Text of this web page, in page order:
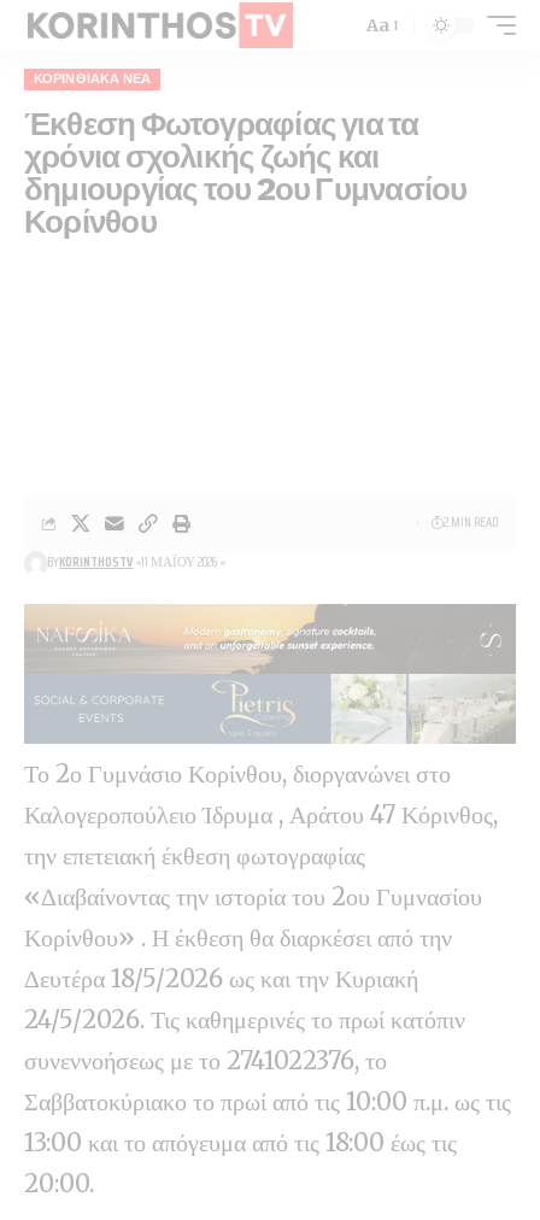
Aa
ΚΟΡΙΝΘΙΑΚΆ ΝΈΑ
Έκθεση Φωτογραφίας για τα
χρόνια σχολικής ζωής και
δημιουργίας του 2ου Γυμνασίου
Κορίνθου
BYKORINTHOSTV 11 ΜΑΪ́ΟΥ 2026
2 MIN READ
Το 2ο Γυμνάσιο Κορίνθου, διοργανώνει στο
Καλογεροπούλειο Ίδρυμα , Αράτου 47 Κόρινθος,
την επετειακή έκθεση φωτογραφίας
«Διαβαίνοντας την ιστορία του 2ου Γυμνασίου
Κορίνθου» . Η έκθεση θα διαρκέσει από την
Δευτέρα 18/5/2026 ως και την Κυριακή
24/5/2026. Τις καθημερινές το πρωί κατόπιν
συνεννοήσεως με το 2741022376, το
Σαββατοκύριακο το πρωί από τις 10:00 π.μ. ως τις
13:00 και το απόγευμα από τις 18:00 έως τις
20:00.